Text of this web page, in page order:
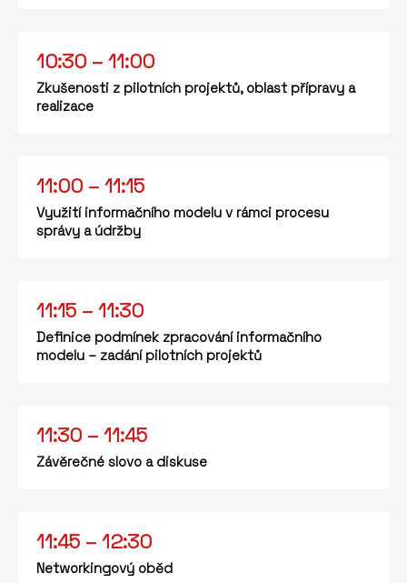
10:30 – 11:00
Zkušenosti z pilotních projektů, oblast přípravy a
realizace
11:00 – 11:15
Využití informačního modelu v rámci procesu
správy a údržby
11:15 – 11:30
Definice podmínek zpracování informačního
modelu – zadání pilotních projektů
11:30 – 11:45
Závěrečné slovo a diskuse
11:45 – 12:30
Networkingový oběd